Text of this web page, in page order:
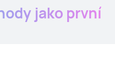
jako první